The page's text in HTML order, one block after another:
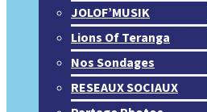
JOLOF’MUSIK
Lions Of Teranga
Nos Sondages
RESEAUX SOCIAUX